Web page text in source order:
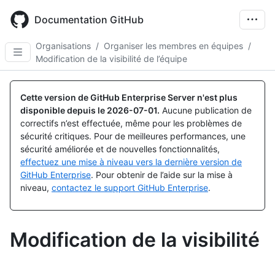
main
content
Documentation GitHub
Organisations / Organiser les membres en équipes /
Modification de la visibilité de l’équipe
Cette version de GitHub Enterprise Server n'est plus
disponible depuis le 2026-07-01. Aucune publication de
correctifs n’est effectuée, même pour les problèmes de
sécurité critiques. Pour de meilleures performances, une
sécurité améliorée et de nouvelles fonctionnalités,
effectuez une mise à niveau vers la dernière version de
GitHub Enterprise. Pour obtenir de l’aide sur la mise à
niveau, contactez le support GitHub Enterprise.
Modification de la visibilité